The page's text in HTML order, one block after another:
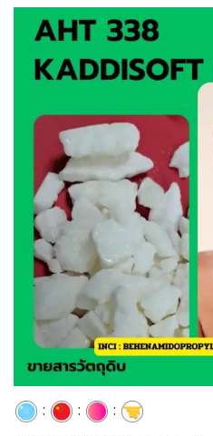
: :
: